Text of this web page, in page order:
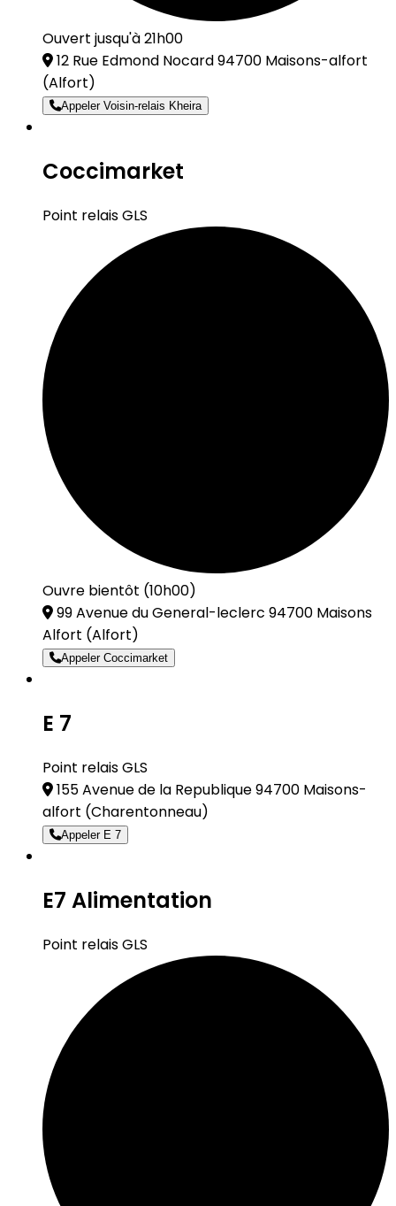
Ouvert jusqu'à 21h00
12 Rue Edmond Nocard 94700 Maisons-alfort
(Alfort)
Appeler Voisin-relais Kheira
Coccimarket
Point relais GLS
Ouvre bientôt (10h00)
99 Avenue du General-leclerc 94700 Maisons
Alfort (Alfort)
Appeler Coccimarket
E 7
Point relais GLS
155 Avenue de la Republique 94700 Maisons-
alfort (Charentonneau)
Appeler E 7
E7 Alimentation
Point relais GLS